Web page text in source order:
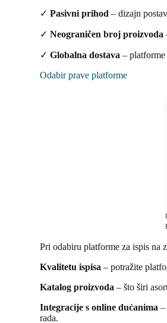
✓Pasivni prihod – dizajn
✓Neograničen broj proizvoda
✓Globalna dostava –
Odabir prave platforme
Pri odabiru platforme za ispis na
Kvalitetu ispisa – potražite
Katalog proizvoda – što širi
Integracije s online dućanima –
rada.